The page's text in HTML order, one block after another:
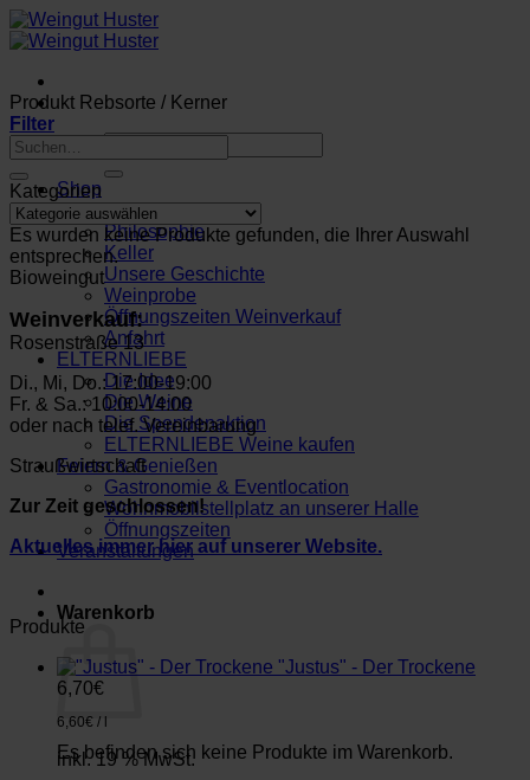
Zum
Inhalt
Suchen
nach:
Shop
Bio-Weingut
Philosophie
Keller
Unsere Geschichte
Weinprobe
Öffnungszeiten Weinverkauf
Anfahrt
ELTERNLIEBE
Die Idee
Die Weine
Die Spendenaktion
ELTERNLIEBE Weine kaufen
Feiern & Genießen
Gastronomie & Eventlocation
Wohnmobilstellplatz an unserer Halle
Öffnungszeiten
Veranstaltungen
Warenkorb
Es befinden sich keine Produkte im Warenkorb.
Produkt Rebsorte / Kerner
Filter
Suchen
nach:
Kategorien
Es wurden keine Produkte gefunden, die Ihrer Auswahl
entsprechen.
Bioweingut
Weinverkauf:
Rosenstraße 13
Di., Mi, Do.: 17:00-19:00
Fr. & Sa.: 10:00-14:00
oder nach telef. Vereinbarung
Straußwirtschaft
Zur Zeit geschlossen!
Aktuelles immer hier auf unserer Website.
Produkte
"Justus" - Der Trockene
6,70€
6,60€ /
inkl. 19 % MwSt.